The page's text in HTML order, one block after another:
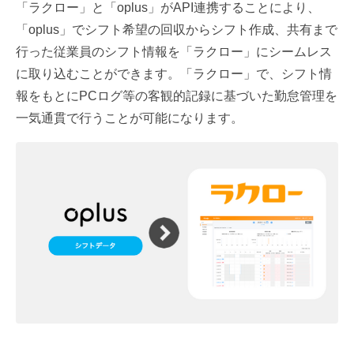
「ラクロー」と「oplus」がAPI連携することにより、
「oplus」でシフト希望の回収からシフト作成、共有まで
行った従業員のシフト情報を「ラクロー」にシームレス
に取り込むことができます。「ラクロー」で、シフト情
報をもとにPCログ等の客観的記録に基づいた勤怠管理を
一気通貫で行うことが可能になります。